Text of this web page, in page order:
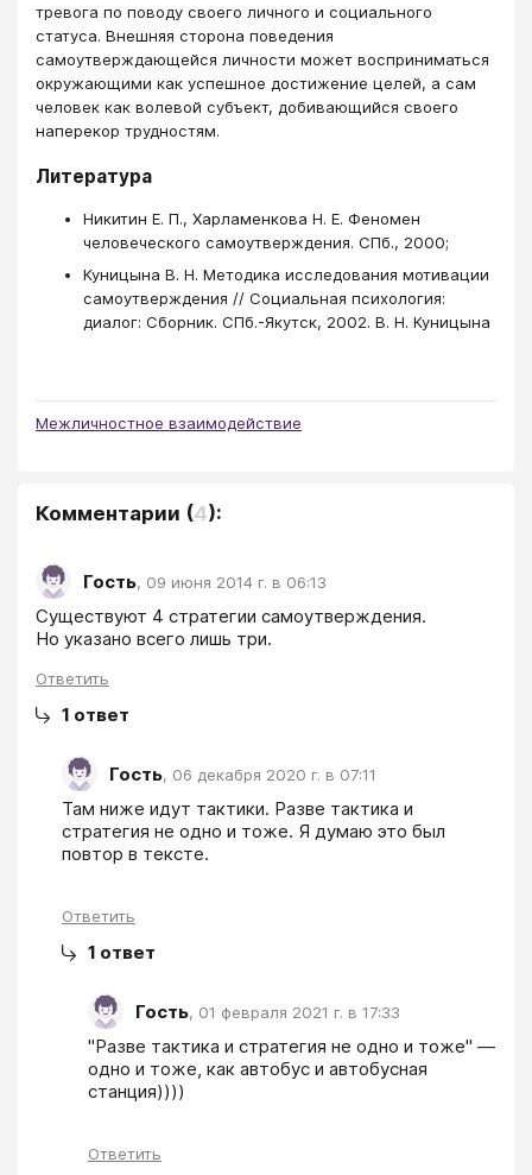
тревога по поводу своего личного и социального
статуса. Внешняя сторона поведения
самоутверждающейся личности может восприниматься
окружающими как успешное достижение целей, а сам
человек как волевой субъект, добивающийся своего
наперекор трудностям.
Литература
Никитин Е. П., Харламенкова Н. Е. Феномен
человеческого самоутверждения. СПб., 2000;
Куницына В. Н. Методика исследования мотивации
самоутверждения // Социальная психология:
диалог: Сборник. СПб.-Якутск, 2002. В. Н. Куницына
Межличностное взаимодействие
Комментарии (4):
Гость, 09 июня 2014 г. в 06:13
Существуют 4 стратегии самоутверждения.
Но указано всего лишь три.
Ответить
1 ответ
Гость, 06 декабря 2020 г. в 07:11
Там ниже идут тактики. Разве тактика и
стратегия не одно и тоже. Я думаю это был
повтор в тексте.
Ответить
1 ответ
Гость, 01 февраля 2021 г. в 17:33
"Разве тактика и стратегия не одно и тоже" —
одно и тоже, как автобус и автобусная
станция))))
Ответить